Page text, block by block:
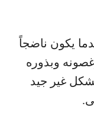
يكون ناضجاً
وبذوره
غير جيد